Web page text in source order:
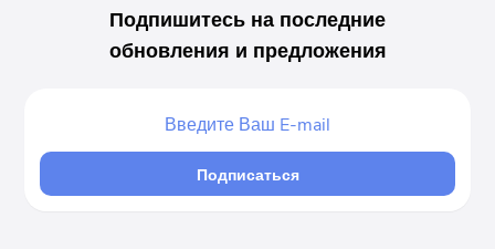
Подпишитесь на последние
обновления и предложения
Подписаться